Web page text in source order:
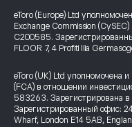
eToro (Europe) Ltd
Exchange Commission
C200585.
FLOOR 7, 4 Profiti Ilia
eToro (UK) Ltd уполномочена
(FCA) в отношении
583263. Зарегистрирована
Зарегистрированный офис:
Wharf, London E14 5AB,